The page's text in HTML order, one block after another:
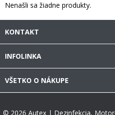
Nenašli sa žiadne produkty.
KONTAKT
INFOLINKA
VŠETKO O NÁKUPE
© 2026 Autex | Dezinfekcia,